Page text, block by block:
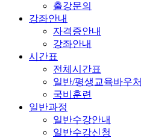
출강문의
강좌안내
자격증안내
강좌안내
시간표
전체시간표
일반/평생교육바우처
국비훈련
일반과정
일반수강안내
일반수강신청